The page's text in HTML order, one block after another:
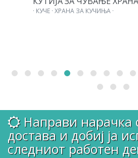
· КУЧЕ · ХРАНА ЗА КУЧИЊА ·
Направи нарачка
достава и добиј ја
следниот работен